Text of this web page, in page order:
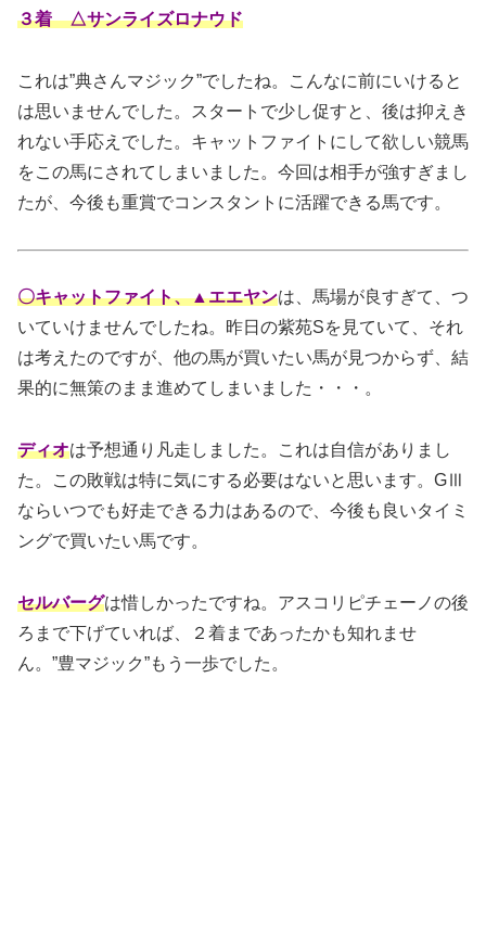
３着 △サンライズロナウド
これは”典さんマジック”でしたね。こんなに前にいけると
は思いませんでした。スタートで少し促すと、後は抑えき
れない手応えでした。キャットファイトにして欲しい競馬
をこの馬にされてしまいました。今回は相手が強すぎまし
たが、今後も重賞でコンスタントに活躍できる馬です。
〇キャットファイト、▲エエヤンは、馬場が良すぎて、つ
いていけませんでしたね。昨日の紫苑Sを見ていて、それ
は考えたのですが、他の馬が買いたい馬が見つからず、結
果的に無策のまま進めてしまいました・・・。
ディオは予想通り凡走しました。これは自信がありまし
た。この敗戦は特に気にする必要はないと思います。GⅢ
ならいつでも好走できる力はあるので、今後も良いタイミ
ングで買いたい馬です。
セルバーグは惜しかったですね。アスコリピチェーノの後
ろまで下げていれば、２着まであったかも知れませ
ん。”豊マジック”もう一歩でした。